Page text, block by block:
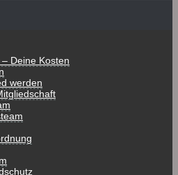
Deine Kosten
werden